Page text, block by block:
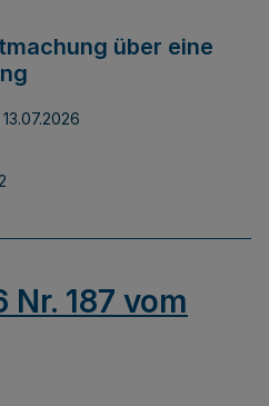
über eine
13.07.2026
Nr. 187 vom